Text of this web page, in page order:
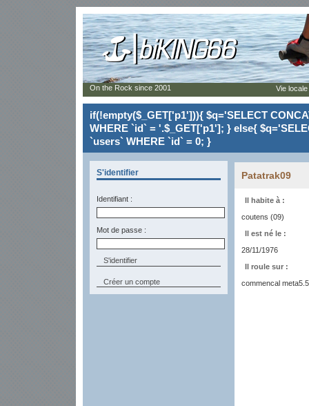
if(!empty($_GET['p1'])){ $q='SELECT
WHERE `id` = '.$_GET['p1']; } else{
`users` WHERE `id` = 0; }
S'identifier
Identifiant :
Mot de passe :
Créer un compte
Patatrak09
Il habite à :
coutens (09)
Il est né le :
28/11/1976
Il roule sur :
commencal
On the Rock since 2001 Vie